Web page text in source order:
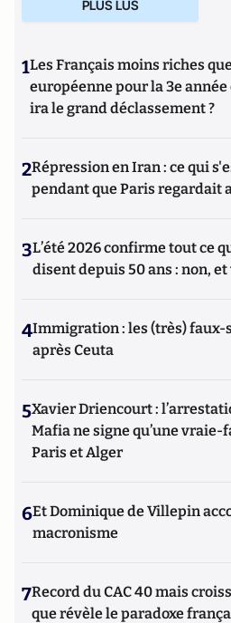
PLUS LUS
1Les Français moins riches
européenne pour la 3e
ira le grand déclassement ?
2Répression en Iran : ce qui
pendant que Paris regardait
3L’été 2026 confirme tout ce
disent depuis 50 ans : non,
4Immigration : les (très) faux-
après Ceuta
5Xavier Driencourt :
Mafia ne signe qu’une
Paris et Alger
6Et Dominique de Villepin
macronisme
7Record du CAC 40 mais
que révèle le paradoxe